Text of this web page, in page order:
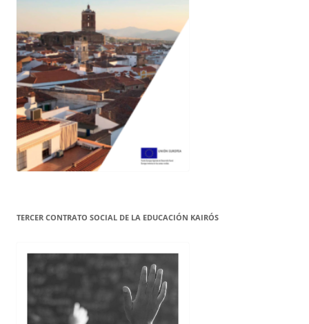
TERCER CONTRATO SOCIAL DE LA EDUCACIÓN KAIRÓS